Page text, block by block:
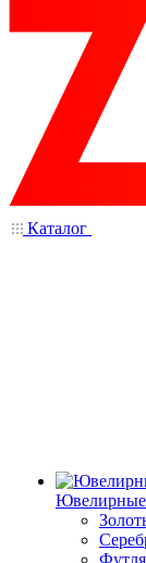
Каталог
Ювелирные